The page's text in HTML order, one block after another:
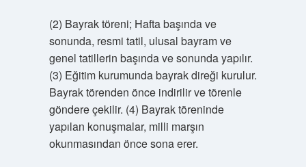
(2) Bayrak töreni; Hafta başında ve
sonunda, resmi tatil, ulusal bayram ve
genel tatillerin başında ve sonunda yapılır.
(3) Eğitim kurumunda bayrak direği kurulur.
Bayrak törenden önce indirilir ve törenle
göndere çekilir. (4) Bayrak töreninde
yapılan konuşmalar, milli marşın
okunmasından önce sona erer.